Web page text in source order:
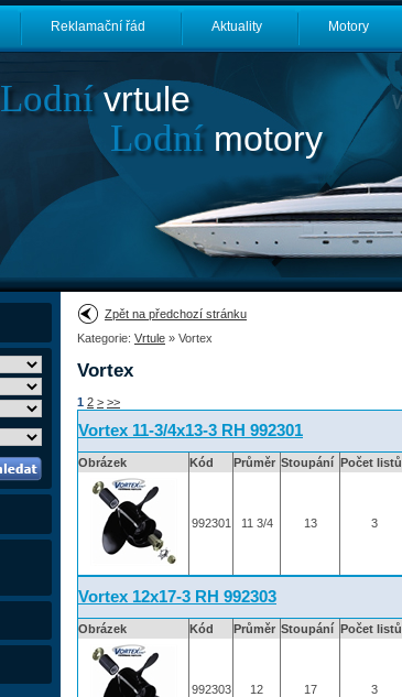
Reklamační řád Aktuality Motory
Lodnívrtule
Lodnímotory
Zpět na předchozí stránku
Kategorie: Vrtule » Vortex
Vortex
1 2 > >>
Vortex 11-3/4x13-3 RH 992301
Obrázek Kód Průměr Stoupání Počet listů
992301 11 3/4 13 3
Vortex 12x17-3 RH 992303
Obrázek Kód Průměr Stoupání Počet listů
992303 12 17 3